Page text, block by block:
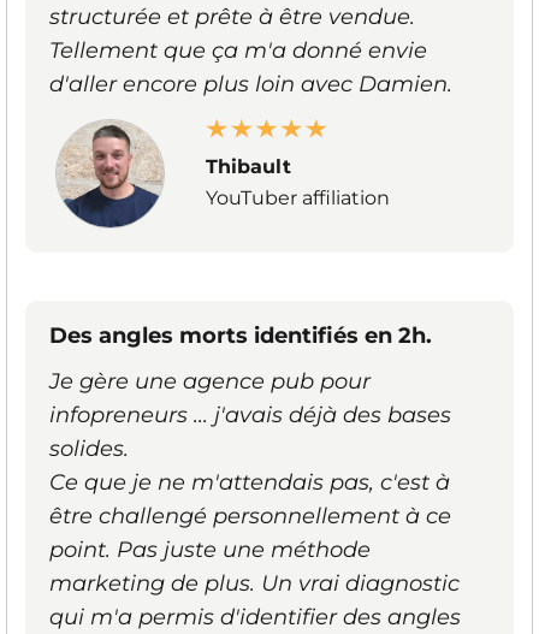
structurée et prête à être vendue.
Tellement que ça m'a donné envie
d'aller encore plus loin avec Damien.
Thibault
YouTuber affiliation
Des angles morts identifiés en 2h.
Je gère une agence pub pour
infopreneurs ... j'avais déjà des bases
solides.
Ce que je ne m'attendais pas, c'est à
être challengé personnellement à ce
point. Pas juste une méthode
marketing de plus. Un vrai diagnostic
qui m'a permis d'identifier des angles